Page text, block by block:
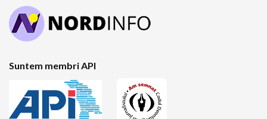
Suntem membri API